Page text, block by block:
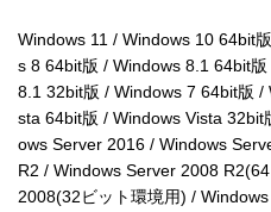
Windows 11 / Windows 10 64bit
s 8 64bit版 / Windows 8.1 64bit
8.1 32bit版 / Windows 7 64bit版
sta 64bit版 / Windows Vista
ows Server 2016 / Windows
R2 / Windows Server 2008
2008(32ビット環境用) /